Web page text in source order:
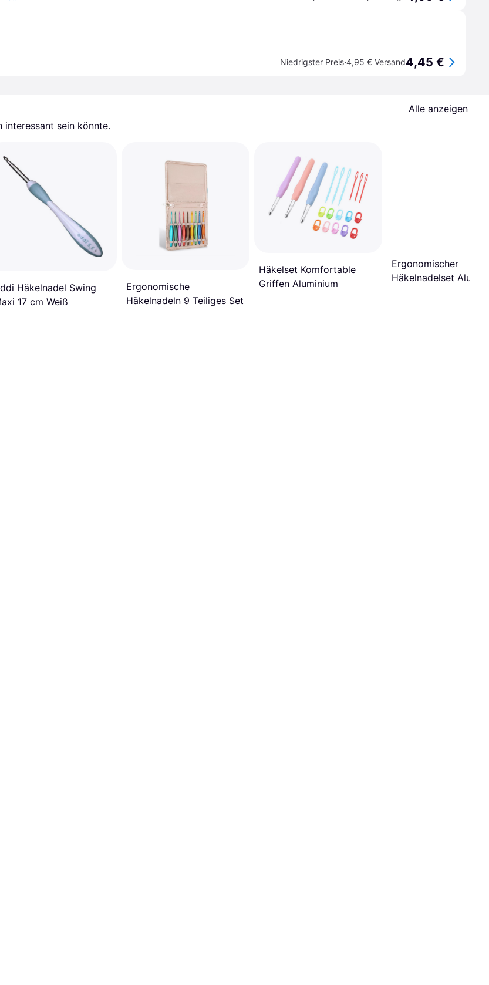
Niedrigster Preis·4,95 € Versand4,45 €
Alle anzeigen
interessant sein könnte.
Häkelnadel Swing
17 cm Weiß
Ergonomische
Häkelnadeln 9 Teiliges Set
Häkelset Komfortable
Griffen Aluminium
Ergonomischer
Häkelnadelset